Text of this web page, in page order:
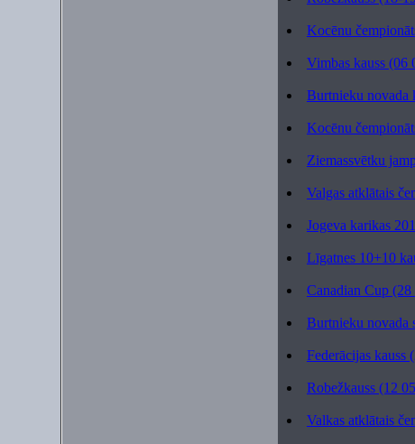
Kocēnu
Vimbas kauss (06
Burtnieku novada
Kocēnu
Ziemassvētku
Valgas atklātais
Jogeva karikas
Līgatnes 10+10
Canadian Cup
Burtnieku novada
Federācijas kauss
Robežkauss (12
Valkas atklātais